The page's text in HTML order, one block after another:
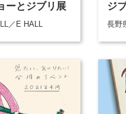
ーとジブリ展
／E HALL
ジ
長野